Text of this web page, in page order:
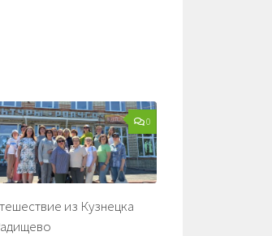
0
из Кузнецка